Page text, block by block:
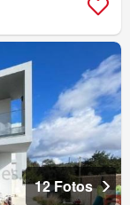
12 Fotos